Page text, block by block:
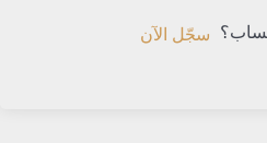
سجّل الآن